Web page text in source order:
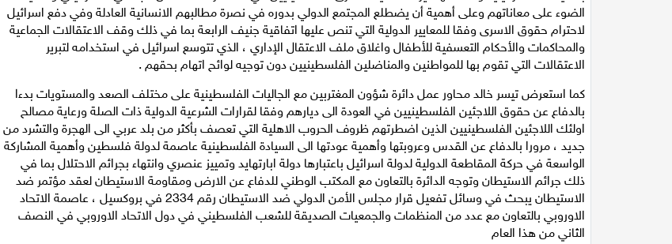
الضوء على معاناتهم وعلى أهمية أن يضطلع المجتمع الدولي بدوره في نصرة مطالبهم الانسانية العادلة وفي دفع اسرائيل
لاحترام حقوق الاسرى وفقا للمعايير الدولية التي تنص عليها اتفاقية جنيف الرابعة بما في ذلك وقف الاعتقالات الجماعية
والمحاكمات والأحكام التعسفية للأطفال واغلاق ملف الاعتقال الإداري ، الذي تتوسع اسرائيل في استخدامه لتبرير
الاعتقالات التي تقوم بها للمواطنين والمناضلين الفلسطينيين دون توجيه لوائح اتهام بحقهم .
كما استعرض تيسر خالد محاور عمل دائرة شؤون المغتربين مع الجاليات الفلسطينية على مختلف الصعد والمستويات بدءا
بالدفاع عن حقوق اللاجئين الفلسطينيين في العودة الى ديارهم وفقا لقرارات الشرعية الدولية ذات الصلة ورعاية مصالح
اولئك اللاجئين الفلسطينيين الذين اضطرتهم ظروف الحروب الاهلية التي تعصف بأكثر من بلد عربي الى الهجرة والتشرد من
جديد ، مرورا بالدفاع عن القدس وعروبتها وأهمية عودتها الى السيادة الفلسطينية عاصمة لدولة فلسطين وأهمية المشاركة
الواسعة في حركة المقاطعة الدولية لدولة اسرائيل باعتبارها دولة ابارتهايد وتمييز عنصري وانتهاء بجرائم الاحتلال بما في
ذلك جرائم الاستيطان وتوجه الدائرة بالتعاون مع المكتب الوطني للدفاع عن الارض ومقاومة الاستيطان لعقد مؤتمر ضد
الاستيطان يبحث في وسائل تفعيل قرار مجلس الأمن الدولي ضد الاستيطان رقم 2334 في بروكسيل ، عاصمة الاتحاد
الاوروبي بالتعاون مع عدد من المنظمات والجمعيات الصديقة للشعب الفلسطيني في دول الاتحاد الاوروبي في النصف
الثاني من هذا العام